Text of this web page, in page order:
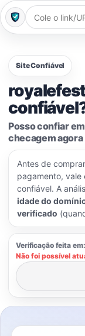
Site Confiável
Posso confiar
checagem agora
Antes de
pagamento, vale
confiável. A
idade do
verificado
Verificação feita em:
Não foi possível